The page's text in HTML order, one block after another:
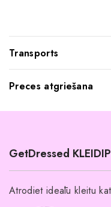
Transports
Preces atgriešana
atgriezt mums visus
Produktiem jābūt
GetDressed
Atrodiet ideālu kleitu